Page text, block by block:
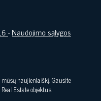
-Naudojimo sąlygos
naujienlaiškį. Gausite
Estate objektus.